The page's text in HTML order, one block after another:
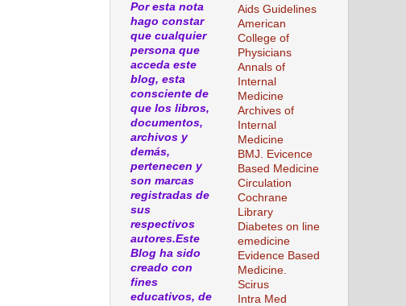
Por esta nota
hago constar
que cualquier
persona que
acceda este
blog, esta
consciente de
que los libros,
documentos,
archivos y
demás,
pertenecen y
son marcas
registradas de
sus
respectivos
autores.Este
Blog ha sido
creado con
fines
educativos, de
Aids Guidelines
American
College of
Physicians
Annals of
Internal
Medicine
Archives of
Internal
Medicine
BMJ. Evicence
Based Medicine
Circulation
Cochrane
Library
Diabetes on line
emedicine
Evidence Based
Medicine.
Scirus
Intra Med